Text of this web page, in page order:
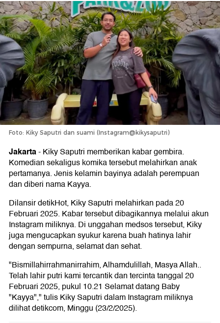
Foto: Kiky Saputri dan suami (Instagram@kikysaputri)
Jakarta-Kiky Saputri memberikan kabar gembira.
Komedian sekaligus komika tersebut melahirkan anak
pertamanya. Jenis kelamin bayinya adalah perempuan
dan diberi nama Kayya.
Dilansir detikHot, Kiky Saputri melahirkan pada 20
Februari 2025. Kabar tersebut dibagikannya melalui akun
Instagram miliknya. Di unggahan medsos tersebut, Kiky
juga mengucapkan syukur karena buah hatinya lahir
dengan sempurna, selamat dan sehat.
"Bismillahirrahmanirrahim, Alhamdulillah, Masya Allah..
Telah lahir putri kami tercantik dan tercinta tanggal 20
Februari 2025, pukul 10.21 Selamat datang Baby
"Kayya"," tulis Kiky Saputri dalam Instagram miliknya
dilihat detikcom, Minggu (23/2/2025).